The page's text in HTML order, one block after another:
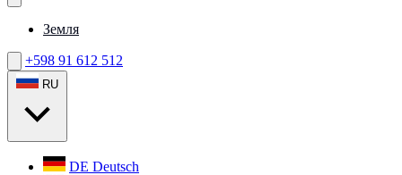
Земля
+598 91 612 512
RU
DE Deutsch